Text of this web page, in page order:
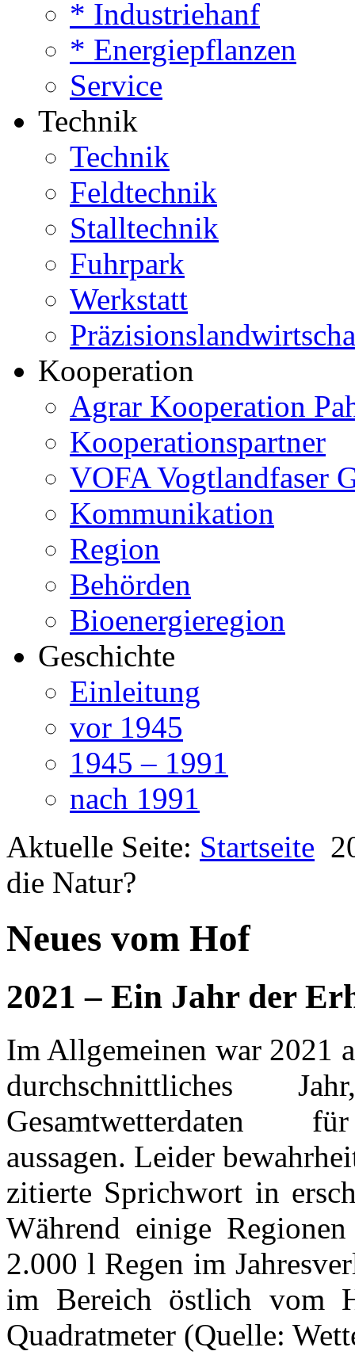
* Industriehanf
* Energiepflanzen
Service
Technik
Technik
Feldtechnik
Stalltechnik
Fuhrpark
Werkstatt
Kooperation
Agrar Kooperation
Kooperationspartner
VOFA Vogtlandfaser
Kommunikation
Region
Behörden
Bioenergieregion
Geschichte
Einleitung
vor 1945
1945 – 1991
nach 1991
Aktuelle Seite: Startseite
die Natur?
Neues vom Hof
2021 – Ein Jahr der
Im Allgemeinen war 2021
durchschnittliches
Gesamtwetterdaten
aussagen. Leider
zitierte Sprichwort in
Während einige
2.000 l Regen im
im Bereich östlich vom
Quadratmeter (Quelle: